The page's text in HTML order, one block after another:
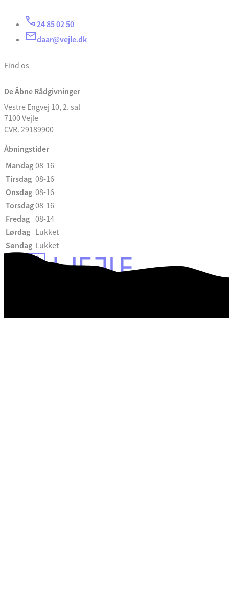
24 85 02 50
daar@vejle.dk
Find os
De Åbne Rådgivninger
Vestre Engvej 10, 2. sal
7100 Vejle
CVR. 29189900
Åbningstider
Mandag 08-16
Tirsdag 08-16
Onsdag 08-16
Torsdag08-16
Fredag 08-14
Lørdag Lukket
Søndag Lukket